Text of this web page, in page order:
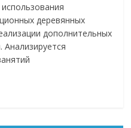
деревянных
дополнительных